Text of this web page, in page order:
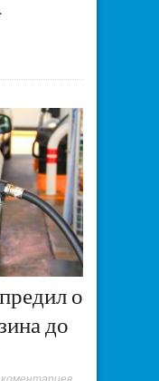
о
до